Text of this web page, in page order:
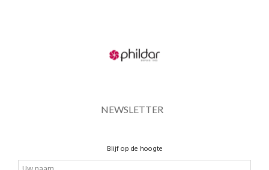
NEWSLETTER
Blijf op de hoogte